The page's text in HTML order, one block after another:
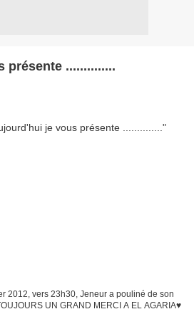
présente ..............
2012, vers 23h30, Jeneur a pouliné de son
UN GRAND MERCI A EL AGARIA♥